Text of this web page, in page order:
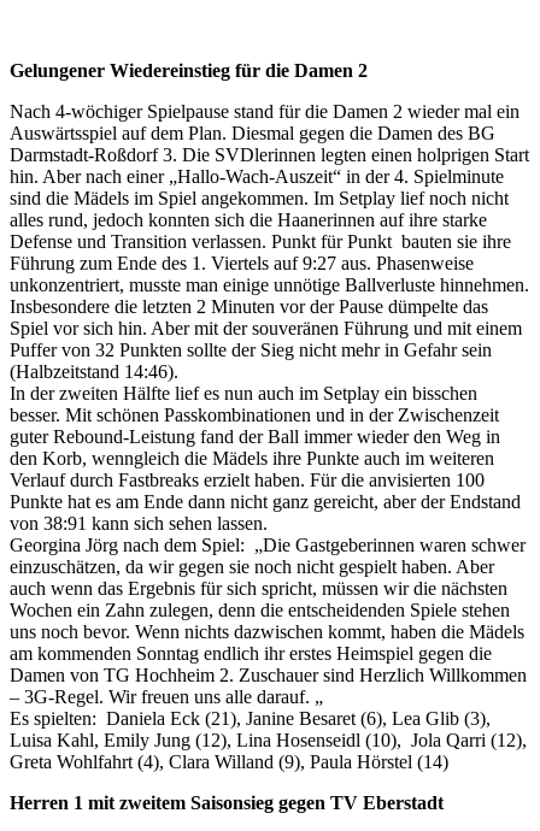
Gelungener Wiedereinstieg für die Damen 2
Nach 4-wöchiger Spielpause stand für die Damen 2 wieder mal ein
Auswärtsspiel auf dem Plan. Diesmal gegen die Damen des BG
Darmstadt-Roßdorf 3. Die SVDlerinnen legten einen holprigen Start
hin. Aber nach einer „Hallo-Wach-Auszeit“ in der 4. Spielminute
sind die Mädels im Spiel angekommen. Im Setplay lief noch nicht
alles rund, jedoch konnten sich die Haanerinnen auf ihre starke
Defense und Transition verlassen. Punkt für Punkt bauten sie ihre
Führung zum Ende des 1. Viertels auf 9:27 aus. Phasenweise
unkonzentriert, musste man einige unnötige Ballverluste hinnehmen.
Insbesondere die letzten 2 Minuten vor der Pause dümpelte das
Spiel vor sich hin. Aber mit der souveränen Führung und mit einem
Puffer von 32 Punkten sollte der Sieg nicht mehr in Gefahr sein
(Halbzeitstand 14:46).
In der zweiten Hälfte lief es nun auch im Setplay ein bisschen
besser. Mit schönen Passkombinationen und in der Zwischenzeit
guter Rebound-Leistung fand der Ball immer wieder den Weg in
den Korb, wenngleich die Mädels ihre Punkte auch im weiteren
Verlauf durch Fastbreaks erzielt haben. Für die anvisierten 100
Punkte hat es am Ende dann nicht ganz gereicht, aber der Endstand
von 38:91 kann sich sehen lassen.
Georgina Jörg nach dem Spiel: „Die Gastgeberinnen waren schwer
einzuschätzen, da wir gegen sie noch nicht gespielt haben. Aber
auch wenn das Ergebnis für sich spricht, müssen wir die nächsten
Wochen ein Zahn zulegen, denn die entscheidenden Spiele stehen
uns noch bevor. Wenn nichts dazwischen kommt, haben die Mädels
am kommenden Sonntag endlich ihr erstes Heimspiel gegen die
Damen von TG Hochheim 2. Zuschauer sind Herzlich Willkommen
– 3G-Regel. Wir freuen uns alle darauf. „
Es spielten: Daniela Eck (21), Janine Besaret (6), Lea Glib (3),
Luisa Kahl, Emily Jung (12), Lina Hosenseidl (10), Jola Qarri (12),
Greta Wohlfahrt (4), Clara Willand (9), Paula Hörstel (14)
Herren 1 mit zweitem Saisonsieg gegen TV Eberstadt